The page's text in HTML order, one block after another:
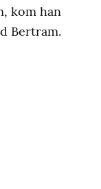
kom han
Bertram.